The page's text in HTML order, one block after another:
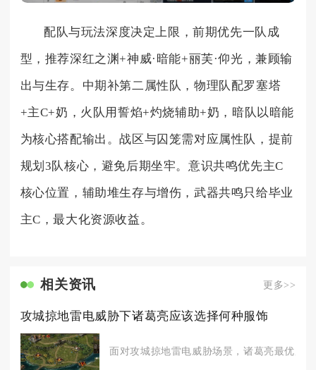
配队与玩法深度决定上限，前期优先一队成
型，推荐深红之渊+神威·暗能+丽芙·仰光，兼顾输
出与生存。中期补第二属性队，物理队配罗塞塔
+主C+奶，火队用誓焰+灼烧辅助+奶，暗队以暗能
为核心搭配输出。战区与囚笼需对应属性队，提前
规划3队核心，避免后期坐牢。意识共鸣优先主C
核心位置，辅助堆生存与增伤，武器共鸣只给毕业
主C，最大化资源收益。
相关资讯 更多>>
攻城掠地雷电威胁下诸葛亮应该选择何种服饰
面对攻城掠地雷电威胁场景，诸葛亮最优服